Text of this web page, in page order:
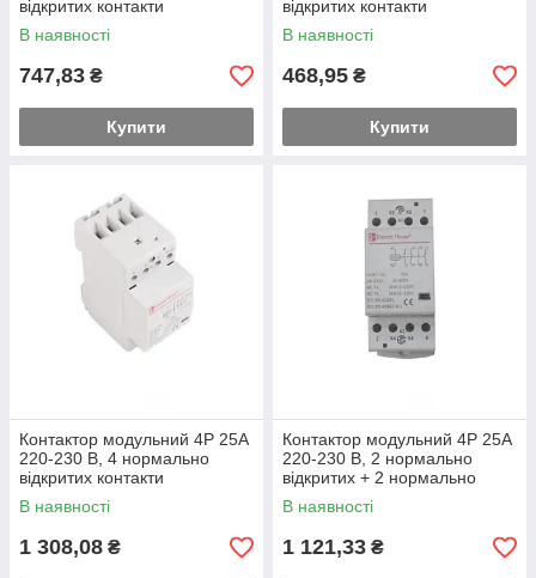
відкритих контакти
В наявності
747,83 ₴
Купити
відкритих контакти
В наявності
468,95 ₴
Купити
Контактор модульний 4P 25A
220-230 В, 4 нормально
відкритих контакти
В наявності
1 308,08 ₴
Контактор модульний 4P 25A
220-230 В, 2 нормально
відкритих + 2 нормально
закритих контакти
В наявності
1 121,33 ₴